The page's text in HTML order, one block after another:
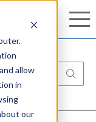
allow
in
our
más